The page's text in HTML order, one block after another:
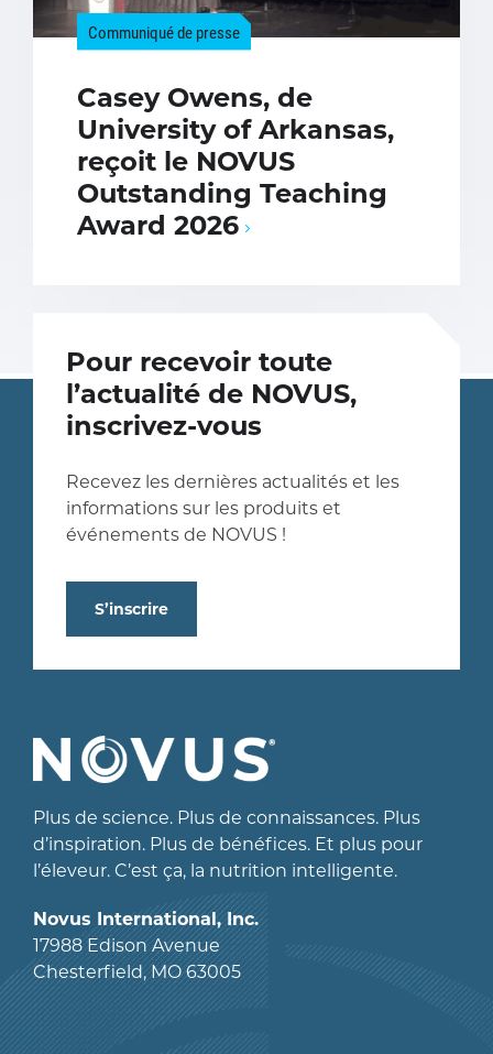
Communiqué de presse
Casey Owens, de
University of Arkansas,
reçoit le NOVUS
Outstanding Teaching
Award 2026
Pour recevoir toute
l’actualité de NOVUS,
inscrivez-vous
Recevez les dernières actualités et les
informations sur les produits et
événements de NOVUS !
S’inscrire
Plus de science. Plus de connaissances. Plus
d’inspiration. Plus de bénéfices. Et plus pour
l’éleveur. C’est ça, la nutrition intelligente.
Novus International, Inc.
17988 Edison Avenue
Chesterfield, MO 63005